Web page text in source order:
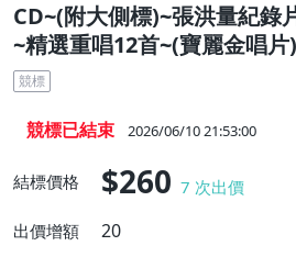
CD~(附大側標)~張洪量紀錄
~精選重唱12首~(寶麗金唱片)
競標
競標已結束 2026/06/10 21:53:00
結標價格 $260 7 次出價
出價增額
20